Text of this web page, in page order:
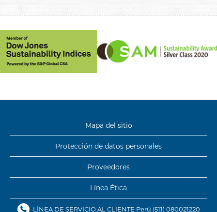
Mapa del sitio
Protección de datos personales
Proveedores
Línea Ética
LÍNEA DE SERVICIO AL CLIENTE Perú (511) 080021220